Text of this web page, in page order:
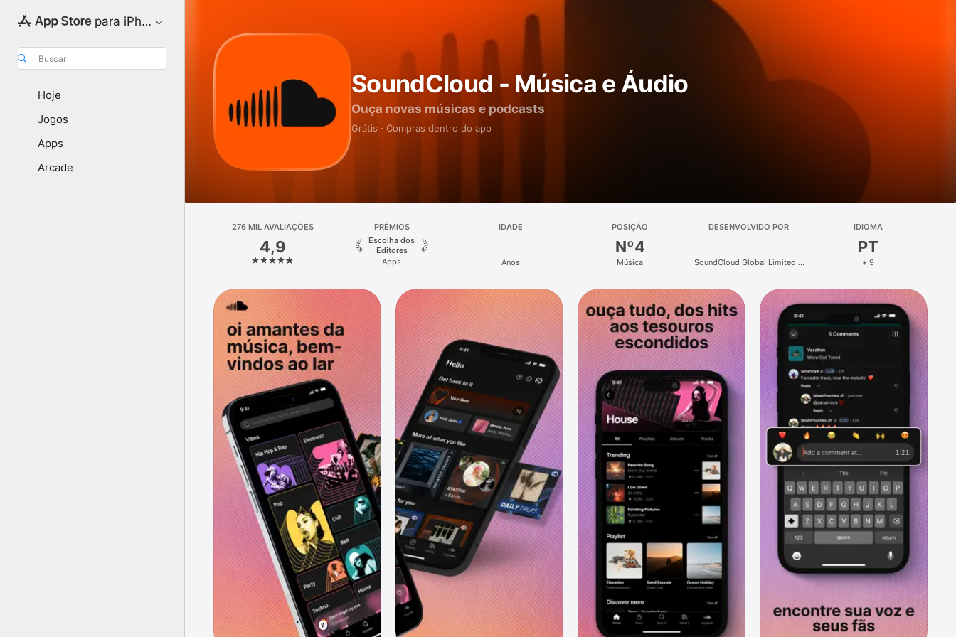
para iPhone
Buscar
Hoje
Jogos
Apps
Arcade
SoundCloud - Música e Áudio
Ouça novas músicas e podcasts
Grátis · Compras dentro do app
276 MIL AVALIAÇÕES
4,9
PRÊMIOS
Escolha dos
Editores
Apps
IDADE
Anos
POSIÇÃO
Nº4
Música
DESENVOLVIDO POR
SoundCloud Global Limited &
IDIOMA
PT
+ 9